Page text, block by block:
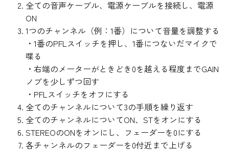
全ての音声ケーブル、電源ケーブルを接続し、電源
ON
1つのチャンネル（例：1番）について音量を調整する
・1番のPFLスイッチを押し、1番につないだマイクで
喋る
・右端のメーターがときどき0を越える程度までGAIN
ノブを少しずつ回す
・PFLスイッチをオフにする
全てのチャンネルについて3の手順を繰り返す
全てのチャンネルについてON、STをオンにする
STEREOのONをオンにし、フェーダーを0にする
各チャンネルのフェーダーを0付近まで上げる